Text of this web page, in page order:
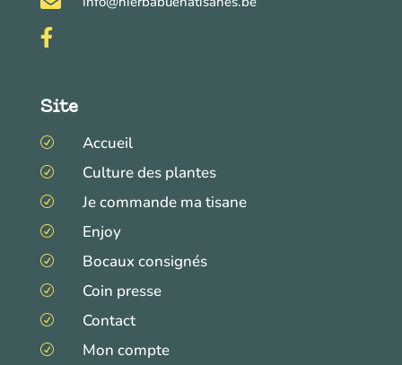

Site
R Accueil
R Culture des plantes
R Je commande ma tisane
R Enjoy
R Bocaux consignés
R Coin presse
R Contact
R Mon compte